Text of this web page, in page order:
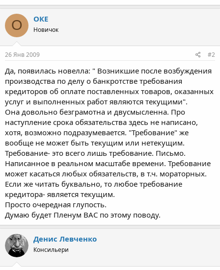
О ОКЕ
Новичок
26 Янв 2009 #2
Да, появилась новелла: " Возникшие после возбуждения
производства по делу о банкротстве требования
кредиторов об оплате поставленных товаров, оказанных
услуг и выполненных работ являются текущими".
Она довольно безграмотна и двусмысленна. Про
наступление срока обязательства здесь не написано,
хотя, возможно подразумевается. "Требование" же
вообще не может быть текущим или нетекущим.
Требование- это всего лишь требование. Письмо.
Написанное в реальном масштабе времени. Требование
может касаться любых обязательств, в т.ч. мораторных.
Если же читать буквально, то любое требование
кредитора- является текущим.
Просто очередная глупость.
Думаю будет Пленум ВАС по этому поводу.
Денис Левченко
Консильери